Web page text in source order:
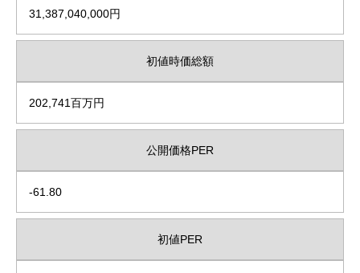
31,387,040,000円
初値時価総額
202,741百万円
公開価格PER
-61.80
初値PER